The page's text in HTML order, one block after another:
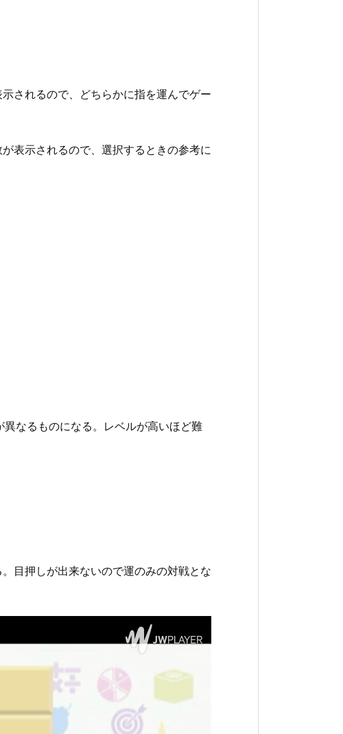
されるので、どちらかに指を運んでゲー
表示されるので、選択するときの参考に
なるものになる。レベルが高いほど難
目押しが出来ないので運のみの対戦とな